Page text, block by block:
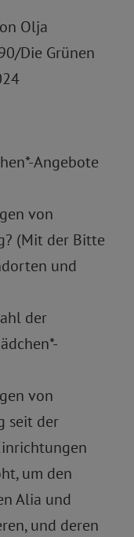
Olja
Die Grünen
Angebote
von
(Mit der Bitte
und
der
von
seit der
um den
Alia und
und deren